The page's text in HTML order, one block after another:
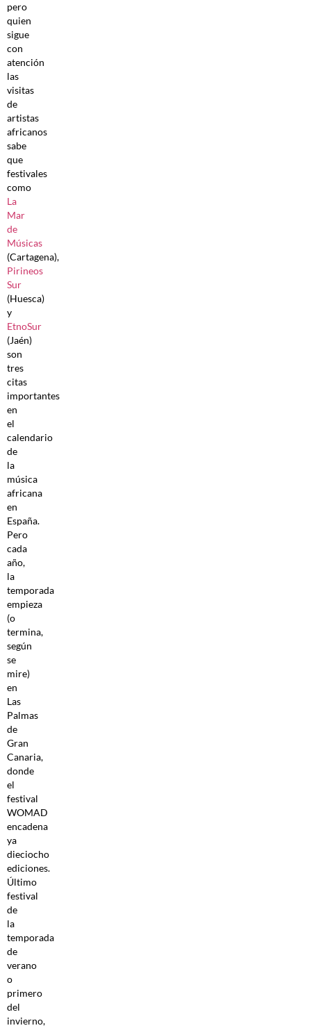
pero
quien
sigue
con
atención
las
visitas
de
artistas
africanos
sabe
que
festivales
como
La
Mar
de
Músicas
(Cartagena),
Pirineos
Sur
(Huesca)
y
EtnoSur
(Jaén)
son
tres
citas
importantes
en
el
calendario
de
la
música
africana
en
España.
Pero
cada
año,
la
temporada
empieza
(o
termina,
según
se
mire)
en
Las
Palmas
de
Gran
Canaria,
donde
el
festival
WOMAD
encadena
ya
dieciocho
ediciones.
Último
festival
de
la
temporada
de
verano
o
primero
del
invierno,